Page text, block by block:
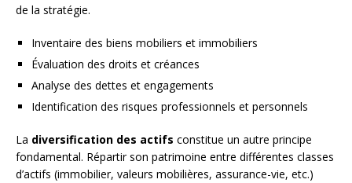
de la stratégie.
Inventaire des biens mobiliers et immobiliers
Évaluation des droits et créances
Analyse des dettes et engagements
Identification des risques professionnels et personnels
La diversification des actifs constitue un autre principe
fondamental. Répartir son patrimoine entre différentes classes
d’actifs (immobilier, valeurs mobilières, assurance-vie, etc.)